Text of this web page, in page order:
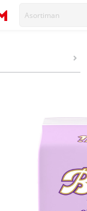
Asortiman